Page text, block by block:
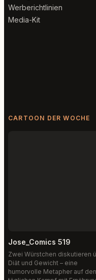
Werberichtlinien
Media-Kit
CARTOON DER WOCHE
Jose_Comics 519
Zwei Würstchen diskutieren
Diät und Gewicht – eine
humorvolle Metapher auf den